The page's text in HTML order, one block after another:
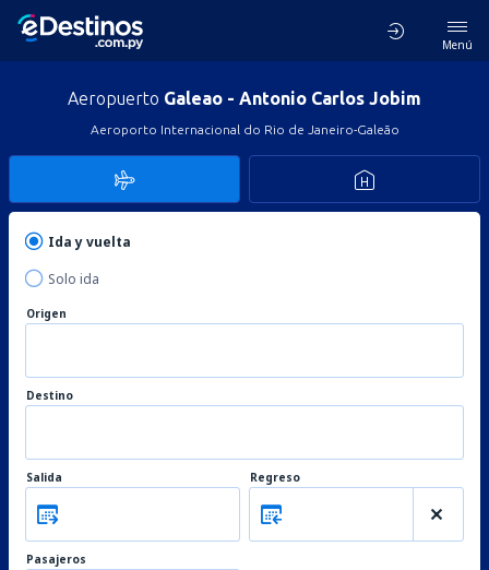
Menú
Aeropuerto Galeao - Antonio Carlos Jobim
Aeroporto Internacional do Rio de Janeiro-Galeão
Ida y vuelta
Solo ida
Origen
Destino
Salida Regreso
Pasajeros